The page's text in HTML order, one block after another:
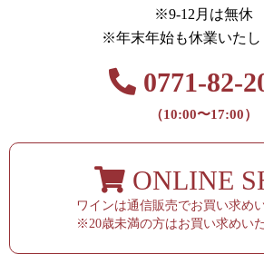
※9-12月は無休
※年末年始も休業いたし
0771-82-
（10:00〜17:00）
ONLINE
ワインは通信販売でお買い求め
※20歳未満の方はお買い求めい